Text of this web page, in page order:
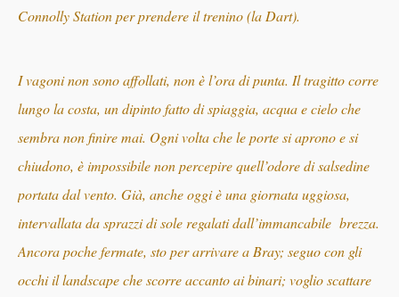
Connolly Station per prendere il trenino (la Dart).
I vagoni non sono affollati, non è l’ora di punta. Il tragitto corre
lungo la costa, un dipinto fatto di spiaggia, acqua e cielo che
sembra non finire mai. Ogni volta che le porte si aprono e si
chiudono, è impossibile non percepire quell’odore di salsedine
portata dal vento. Già, anche oggi è una giornata uggiosa,
intervallata da sprazzi di sole regalati dall’immancabile brezza.
Ancora poche fermate, sto per arrivare a Bray; seguo con gli
occhi il landscape che scorre accanto ai binari; voglio scattare